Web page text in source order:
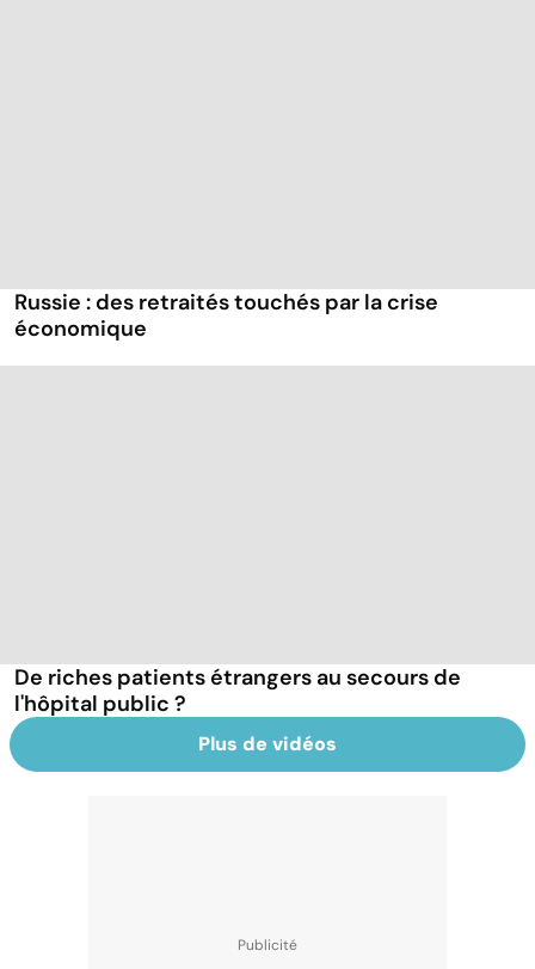
Russie : des retraités touchés par la crise
économique
De riches patients étrangers au secours de
l'hôpital public ?
Plus de vidéos